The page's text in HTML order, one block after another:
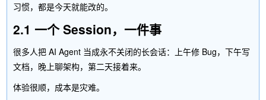
习惯，都是今天就能改的。
2.1 一个 Session，一件事
很多人把 AI Agent 当成永不关闭的长会话：上午修 Bug，下午写
文档，晚上聊架构，第二天接着来。
体验很顺，成本是灾难。